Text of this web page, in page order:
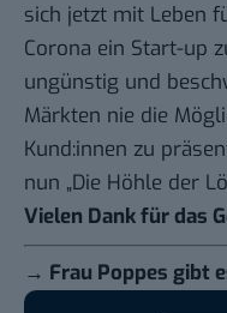
sich jetzt mit Leben
Corona ein Start-up
ungünstig und
Märkten nie die
Kund:innen zu
nun „Die Höhle der
Vielen Dank für das
→ Frau Poppes gibt